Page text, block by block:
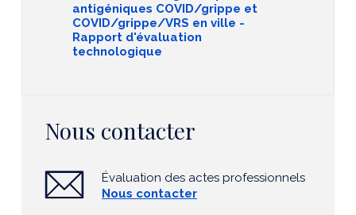
antigéniques COVID/grippe et
COVID/grippe/VRS en ville -
Rapport d'évaluation
technologique
Nous contacter
Évaluation des actes professionnels
Nous contacter